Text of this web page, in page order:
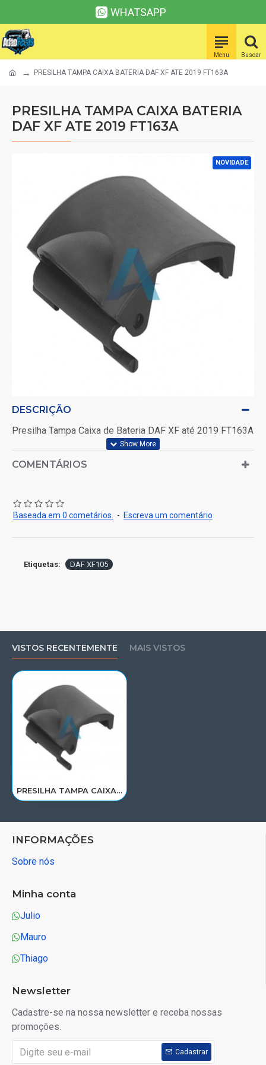
WHATSAPP
PRESILHA TAMPA CAIXA BATERIA DAF XF ATE 2019 FT163A
PRESILHA TAMPA CAIXA BATERIA
DAF XF ATE 2019 FT163A
NOVIDADE
DESCRIÇÃO
Presilha Tampa Caixa de Bateria DAF XF até 2019 FT163A
COMENTÁRIOS
Baseada em 0 cometários. - Escreva um comentário
Etiquetas: DAF XF105
VISTOS RECENTEMENTE MAIS VISTOS
PRESILHA TAMPA CAIXA BATERIA DAF XF ATE 2019 FT163A
INFORMAÇÕES
Sobre nós
Minha conta
Julio
Mauro
Thiago
Newsletter
Cadastre-se na nossa newsletter e receba nossas
promoções.
Cadastrar